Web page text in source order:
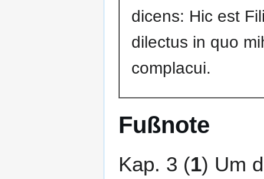
dicens: Hic est
dilectus in quo
complacui.
Fußnote
Kap. 3 (1) Um